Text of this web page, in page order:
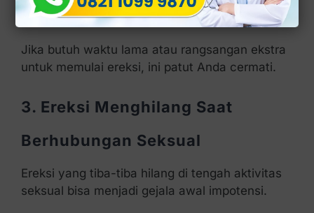
2. Butuh Lebih Banyak Stimulasi
Jika butuh waktu lama atau rangsangan ekstra
untuk memulai ereksi, ini patut Anda cermati.
3. Ereksi Menghilang Saat
Berhubungan Seksual
Ereksi yang tiba-tiba hilang di tengah aktivitas
seksual bisa menjadi gejala awal impotensi.